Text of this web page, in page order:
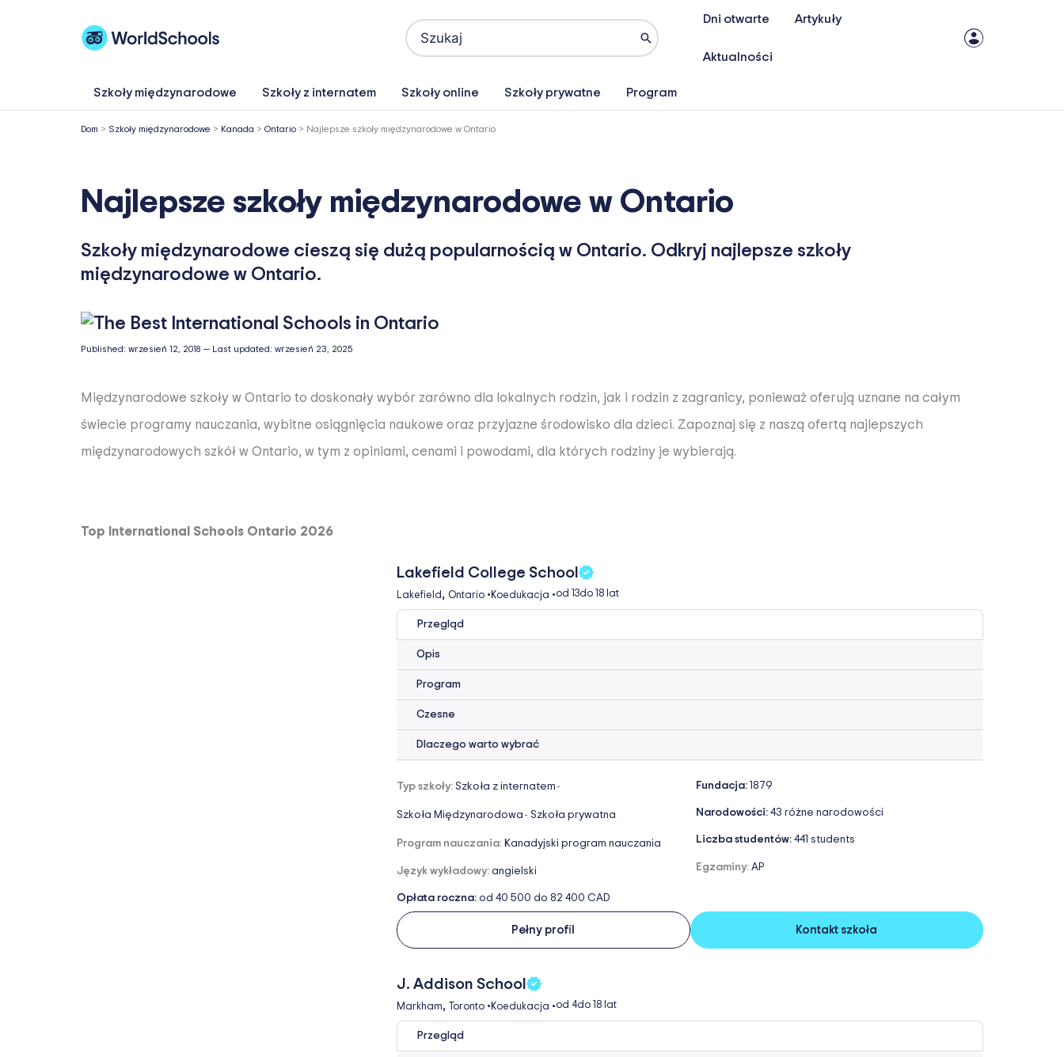
Search
for:
Dni otwarte Artykuły
Aktualności
Szkoły międzynarodowe Szkoły z internatem Szkoły online Szkoły prywatne Program
Dom > Szkoły międzynarodowe > Kanada > Ontario > Najlepsze szkoły międzynarodowe w Ontario
Najlepsze szkoły międzynarodowe w Ontario
Szkoły międzynarodowe cieszą się dużą popularnością w Ontario. Odkryj najlepsze szkoły
międzynarodowe w Ontario.
Published: wrzesień 12, 2018 — Last updated: wrzesień 23, 2025
Międzynarodowe szkoły w Ontario to doskonały wybór zarówno dla lokalnych rodzin, jak i rodzin z zagranicy, ponieważ oferują uznane na całym
świecie programy nauczania, wybitne osiągnięcia naukowe oraz przyjazne środowisko dla dzieci. Zapoznaj się z naszą ofertą najlepszych
międzynarodowych szkół w Ontario, w tym z opiniami, cenami i powodami, dla których rodziny je wybierają.
Top International Schools Ontario 2026
Lakefield College School
Lakefield , Ontario • Koedukacja •od 13do 18 lat
Przegląd
Opis
Program
Czesne
Dlaczego warto wybrać
Typ szkoły: Szkoła z internatem -
Szkoła Międzynarodowa - Szkoła prywatna
Program nauczania: Kanadyjski program nauczania
Język wykładowy: angielski
Opłata roczna: od 40 500 do 82 400 CAD
Fundacja: 1879
Narodowości: 43 różne narodowości
Liczba studentów: 441 students
Egzaminy: AP
Pełny profil Kontakt szkoła
J. Addison School
Markham, Toronto • Koedukacja •od 4do 18 lat
Przegląd